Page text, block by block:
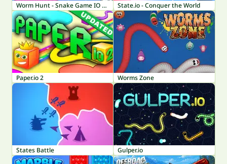
Worm Hunt - Snake Game IO Zone State.io - Conquer the World
Paper.io 2 Worms Zone
States Battle Gulper.io